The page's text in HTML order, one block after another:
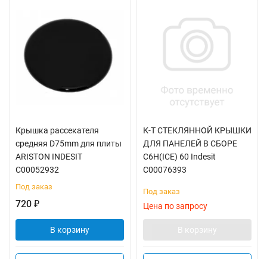
Крышка рассекателя
средняя D75mm для плиты
ARISTON INDESIT
C00052932
Под заказ
720 ₽
В корзину
К-Т СТЕКЛЯННОЙ КРЫШКИ
ДЛЯ ПАНЕЛЕЙ В СБОРЕ
C6H(ICE) 60 Indesit
C00076393
Под заказ
Цена по запросу
В корзину